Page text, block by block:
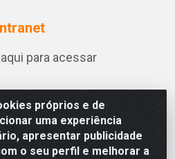
próprios e de
uma experiência
apresentar publicidade
o seu perfil e melhorar a
para acessar
Jose de Souza Leite, 265 -
Flores/AL - CEP 57.442-000 -
0001-06